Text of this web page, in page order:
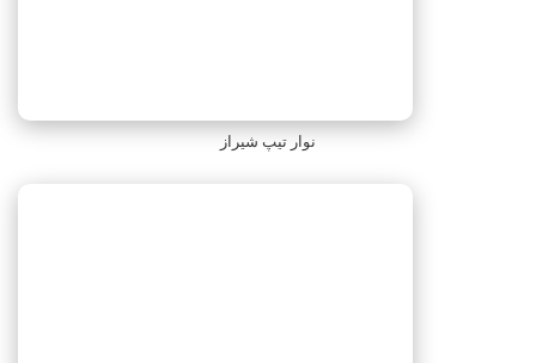
نوار تیپ شیراز